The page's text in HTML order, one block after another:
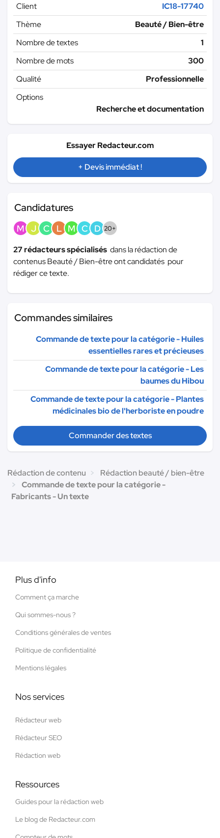
Client
IC18-17740
Thème
Beauté / Bien-être
Nombre de textes
1
Nombre de mots
300
Qualité
Professionnelle
Options
Recherche et documentation
Essayer Redacteur.com
+ Devis immédiat !
Candidatures
M J C L M C D 20+
27 rédacteurs spécialisés dans la rédaction de
contenus Beauté / Bien-être ont candidatés pour
rédiger ce texte.
Commandes similaires
Commande de texte pour la catégorie - Huiles
essentielles rares et précieuses
Commande de texte pour la catégorie - Les
baumes du Hibou
Commande de texte pour la catégorie - Plantes
médicinales bio de l'herboriste en poudre
Commander des textes
Rédaction de contenu
Rédaction beauté / bien-être
Commande de texte pour la catégorie -
Fabricants - Un texte
Plus d'info
Comment ça marche
Qui sommes-nous ?
Conditions générales de ventes
Politique de confidentialité
Mentions légales
Nos services
Rédacteur web
Rédacteur SEO
Rédaction web
Ressources
Guides pour la rédaction web
Le blog de Redacteur.com